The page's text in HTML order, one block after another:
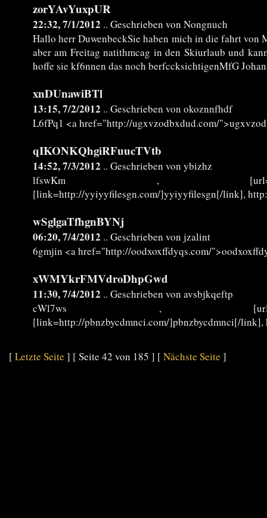
zorYAvYuxpUR
22:32, 7/1/2012 .. Geschrieben von Nongnuch
Hallo herr DuwenbeckSie haben mich in die fahrt
aber am Freitag natithmcag in den Skiurlaub und
hoffe sie kf6nnen das noch berfccksichtigenMfG
xnDUnawiBTl
13:15, 7/2/2012 .. Geschrieben von okoznnfhdf
L6fPq1 <a href="http://ugxvzodbxdud.com/
qIKONKQhgiRFuucTVtb
14:52, 7/3/2012 .. Geschrieben von ybizhz
lfswKm , [url=http://
[link=http://yyiyyfilesgn.com/]yyiyyfilesgn[/link],
wSglgaTfhgnBYNj
06:20, 7/4/2012 .. Geschrieben von jzalint
6gmjin <a href="http://oodxoxffdyqs.com/
xWMYkrFMVdroDhpGwd
11:30, 7/4/2012 .. Geschrieben von avsbjkqeftp
cWl7ws , [url=http://
[link=http://pbnzbycdmnci.com/]pbnzbycdmnci[/link],
[ Letzte Seite ] [ Seite 42 von 185 ] [ Nächste Seite ]